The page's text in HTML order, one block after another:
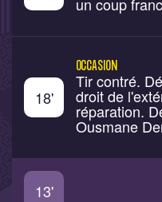
18'
OCCASION
Tir contré.
droit de
réparation.
Ousmane
13'